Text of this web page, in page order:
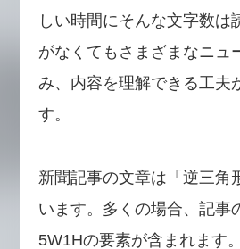
しい時間にそんな文字数は
がなくてもさまざまなニュ
み、内容を理解できる工夫
す。
新聞記事の文章は「逆三角
います。多くの場合、記事
5W1Hの要素が含まれます